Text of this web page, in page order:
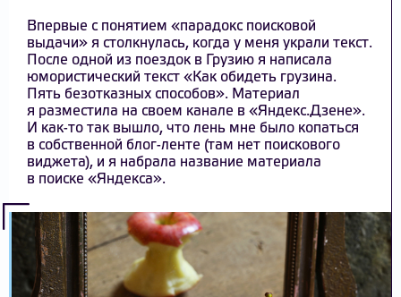
Впервые с понятием «парадокс поисковой
выдачи» я столкнулась, когда у меня украли текст.
После одной из поездок в Грузию я написала
юмористический текст «Как обидеть грузина.
Пять безотказных способов». Материал
я разместила на своем канале в «Яндекс.Дзене».
И как-то так вышло, что лень мне было копаться
в собственной блог-ленте (там нет поискового
виджета), и я набрала название материала
в поиске «Яндекса».